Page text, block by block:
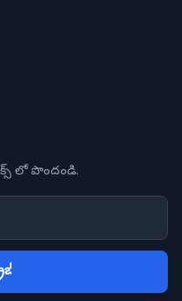
లో పొందండి.